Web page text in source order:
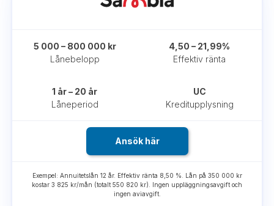
Lånebelopp
5 000 – 800 000 kr
Effektiv ränta
4,50 – 21,99%
Låneperiod
1 år – 20 år
Kreditupplysning
UC
Ansök här
Exempel: Annuitetslån 12 år. Effektiv ränta 8,50 %. Lån på 350 000 kr
kostar 3 825 kr/mån (totalt 550 820 kr). Ingen uppläggningsavgift och
ingen aviavgift.